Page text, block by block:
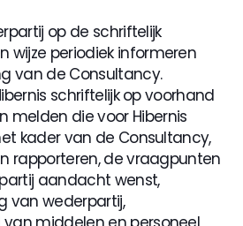
op de schriftelijk
wijze periodiek informeren
van de Consultancy.
schriftelijk op voorhand
melden die voor Hibernis
kader van de Consultancy,
rapporteren, de vraagpunten
aandacht wenst,
van wederpartij,